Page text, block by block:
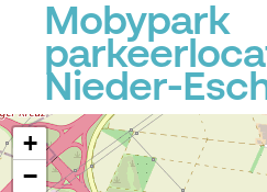
Mobypark
Nieder-
+
−